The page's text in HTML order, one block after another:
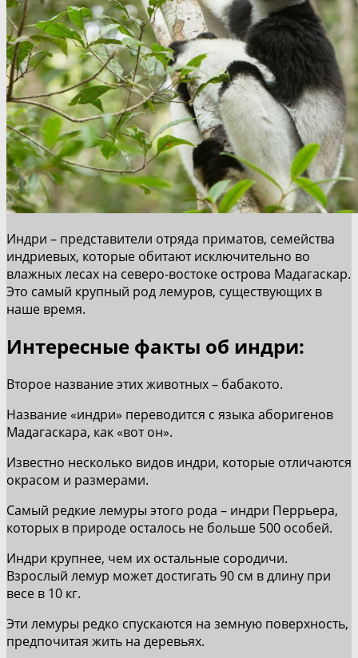
Индри – представители отряда приматов, семейства
индриевых, которые обитают исключительно во
влажных лесах на северо-востоке острова Мадагаскар.
Это самый крупный род лемуров, существующих в
наше время.
Интересные факты об индри:
Второе название этих животных – бабакото.
Название «индри» переводится с языка аборигенов
Мадагаскара, как «вот он».
Известно несколько видов индри, которые отличаются
окрасом и размерами.
Самый редкие лемуры этого рода – индри Перрьера,
которых в природе осталось не больше 500 особей.
Индри крупнее, чем их остальные сородичи.
Взрослый лемур может достигать 90 см в длину при
весе в 10 кг.
Эти лемуры редко спускаются на земную поверхность,
предпочитая жить на деревьях.